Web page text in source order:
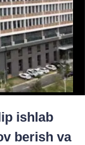
ishlab
berish va